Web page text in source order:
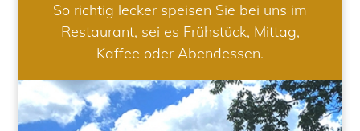
So richtig lecker speisen Sie bei uns im
Restaurant, sei es Frühstück, Mittag,
Kaffee oder Abendessen.